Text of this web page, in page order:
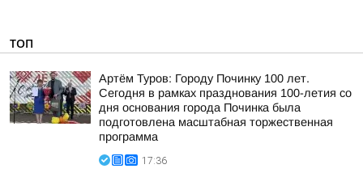
ТОП
Артём Туров: Городу Починку 100 лет.
Сегодня в рамках празднования 100-летия со
дня основания города Починка была
подготовлена масштабная торжественная
программа
17:36